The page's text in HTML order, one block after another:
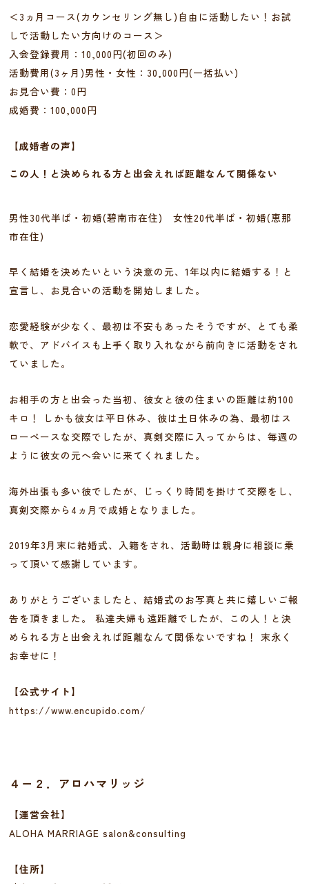
＜3ヵ月コース(カウンセリング無し)自由に活動したい！お試
しで活動したい方向けのコース＞
入会登録費用：10,000円(初回のみ)
活動費用(3ヶ月)男性・女性：30,000円(一括払い)
お見合い費：0円
成婚費：100,000円
【成婚者の声】
この人！と決められる方と出会えれば距離なんて関係ない
男性30代半ば・初婚(碧南市在住) 女性20代半ば・初婚(恵那
市在住)
早く結婚を決めたいという決意の元、1年以内に結婚する！と
宣言し、お見合いの活動を開始しました。
恋愛経験が少なく、最初は不安もあったそうですが、とても柔
軟で、アドバイスも上手く取り入れながら前向きに活動をされ
ていました。
お相手の方と出会った当初、彼女と彼の住まいの距離は約100
キロ！ しかも彼女は平日休み、彼は土日休みの為、最初はス
ローペースな交際でしたが、真剣交際に入ってからは、毎週の
ように彼女の元へ会いに来てくれました。
海外出張も多い彼でしたが、じっくり時間を掛けて交際をし、
真剣交際から4ヵ月で成婚となりました。
2019年3月末に結婚式、入籍をされ、活動時は親身に相談に乗
って頂いて感謝しています。
ありがとうございましたと、結婚式のお写真と共に嬉しいご報
告を頂きました。 私達夫婦も遠距離でしたが、この人！と決
められる方と出会えれば距離なんて関係ないですね！ 末永く
お幸せに！
【公式サイト】
https://www.encupido.com/
４－２．アロハマリッジ
【運営会社】
ALOHA MARRIAGE salon&consulting
【住所】